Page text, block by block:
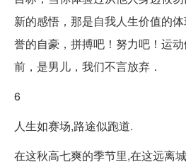
新的感悟，那是自我人生价值的
誉的自豪，拼搏吧！努力吧！运
前，是男儿，我们不言放弃．
6
人生如赛场,路途似跑道.
在这秋高七爽的季节里,在这远离